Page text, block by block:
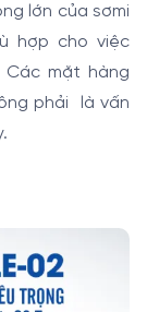
lớn của sơmi
hợp cho việc
Các mặt hàng
phải là vấn